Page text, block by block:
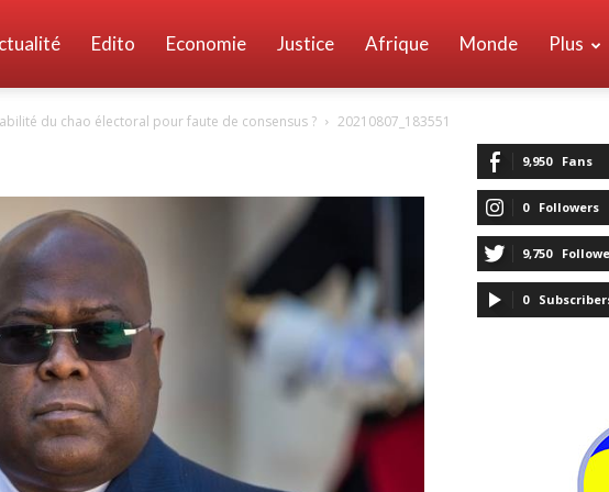
Edito Economie Justice Afrique Monde Plus
du chao électoral pour faute de consensus ? 20210807_183551
9,950 Fans
0 Followers
9,750
0